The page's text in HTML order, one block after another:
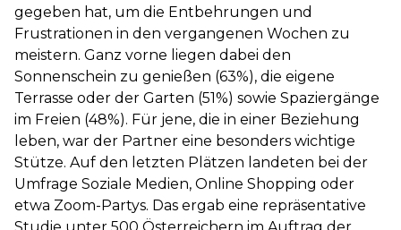
gegeben hat, um die Entbehrungen und
Frustrationen in den vergangenen Wochen zu
meistern. Ganz vorne liegen dabei den
Sonnenschein zu genießen (63%), die eigene
Terrasse oder der Garten (51%) sowie Spaziergänge
im Freien (48%). Für jene, die in einer Beziehung
leben, war der Partner eine besonders wichtige
Stütze. Auf den letzten Plätzen landeten bei der
Umfrage Soziale Medien, Online Shopping oder
etwa Zoom-Partys. Das ergab eine repräsentative